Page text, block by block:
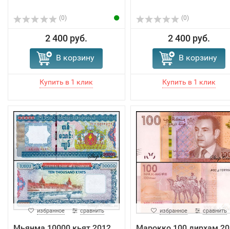
(0)
2 400 руб.
В корзину
(0)
2 400 руб.
В корзину
избранное сравнить избранное сравнить